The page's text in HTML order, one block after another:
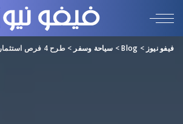
فيفو نيوز >
Blog
> سياحة وسفر >طرح 4 فرص استثمارية بقطاع السياحة في الأردن بـ 819 مليون دولار